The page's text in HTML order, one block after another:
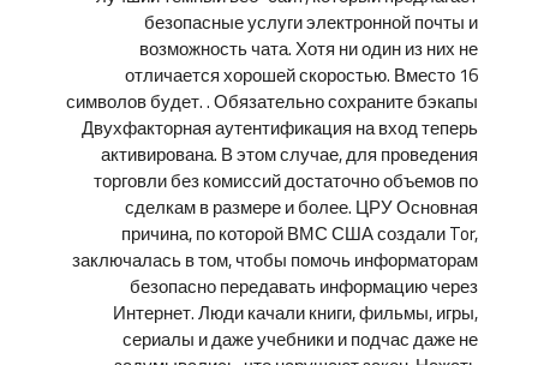
безопасные услуги электронной почты и
возможность чата. Хотя ни один из них не
отличается хорошей скоростью. Вместо 16
символов будет. . Обязательно сохраните бэкапы
Двухфакторная аутентификация на вход теперь
активирована. В этом случае, для проведения
торговли без комиссий достаточно объемов по
сделкам в размере и более. ЦРУ Основная
причина, по которой ВМС США создали Tor,
заключалась в том, чтобы помочь информаторам
безопасно передавать информацию через
Интернет. Люди качали книги, фильмы, игры,
сериалы и даже учебники и подчас даже не